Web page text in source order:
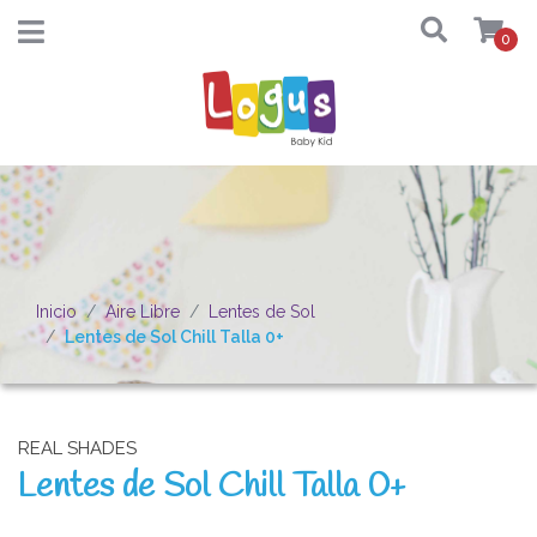
0
Inicio Aire Libre
Lentes de Sol
Lentes de Sol Chill Talla 0+
REAL SHADES
Lentes de Sol Chill Talla 0+